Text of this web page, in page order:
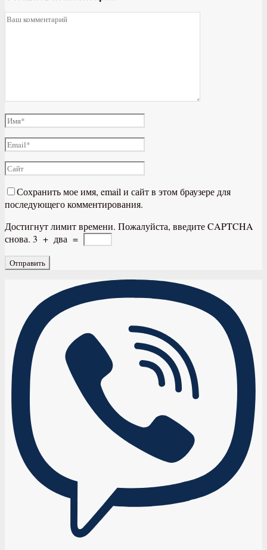
Сохранить мое имя, email и сайт в этом браузере для
последующего комментирования.
Достигнут лимит времени. Пожалуйста, введите CAPTCHA
снова. 3 + два =